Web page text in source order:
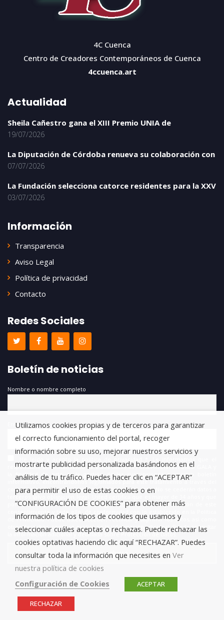
4C Cuenca
Centro de Creadores Contemporáneos de Cuenca
4ccuenca.art
Actualidad
Sheila Cañestro gana el XIII Premio UNIA de
19/07/2026
La Diputación de Córdoba renueva su colaboración con
07/07/2026
La Fundación selecciona catorce residentes para la XXV
03/07/2026
Información
Transparencia
Aviso Legal
Política de privacidad
Contacto
Redes Sociales
Boletín de noticias
Nombre o nombre completo
Email
responsable del tratamiento de estos datos es FUNDACIÓN ANTONIO GALA y
la finalidad de este es la gestión de las suscripciones a nuestro boletín
informativo, encontrándonos legitimados para este tratamiento a través del
consentimiento que nos está otorgando en este acto. No se cederán datos a
terceros salvo obligación legal. Usted certifica que es mayor de 14 años y que
por lo tanto posee la capacidad legal necesaria para la prestación de este
de Privacidad. Puede usted acceder, rectificar y suprimir los datos, así como
otros derechos, como se explica en la información adicional. Puede consultar
la información adicional y detallada sobre Protección de Datos.
Utilizamos cookies propias y de terceros para garantizar
el correcto funcionamiento del portal, recoger
información sobre su uso, mejorar nuestros servicios y
mostrarte publicidad personalizada basándonos en el
análisis de tu tráfico. Puedes hacer clic en “ACEPTAR”
para permitir el uso de estas cookies o en
“CONFIGURACIÓN DE COOKIES” para obtener más
información de los tipos de cookies que usamos y
seleccionar cuáles aceptas o rechazas. Puede rechazar las
cookies optativas haciendo clic aquí “RECHAZAR”. Puedes
consultar toda la información que necesites en Ver
nuestra política de cookies
Configuración de Cookies
ACEPTAR
RECHAZAR